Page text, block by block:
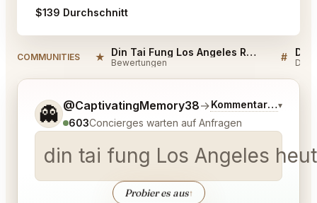
$139 Durchschnitt
COMMUNITIES ★ Din Tai Fung Los Angeles Reviews
Bewertungen #
👻 @CaptivatingMemory38→Kommentar zu den
▾
603Concierges warten auf Anfragen
din tai fung Los Angeles
Probier es aus↑
Sag mir noch etwas genauer, was du möchtest.